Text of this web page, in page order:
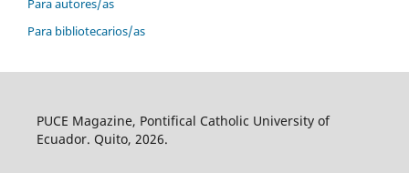
Para autores/as
Para bibliotecarios/as
PUCE Magazine, Pontifical Catholic University of
Ecuador. Quito, 2026.